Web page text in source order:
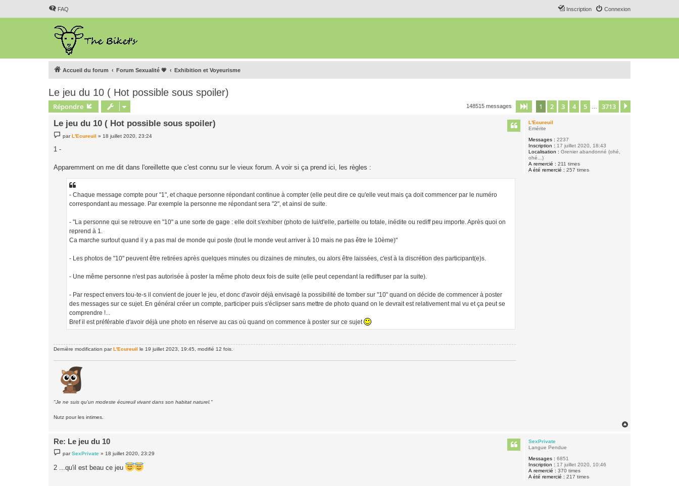
FAQ Connexion
Inscription
Accueil du forum Forum Sexualité 💗 Exhibition et Voyeurisme
Le jeu du 10 ( Hot possible sous spoiler)
Répondre 148515 messages Page sur3713
1 2 3 4 5 3713
L'Ecureuil
Emérite
Messages : 2237
Inscription : 17 juillet 2020, 18:43
Localisation : Grenier abandonné (ohé,
ohé...)
A remercié : 211 times
A été remercié : 257 times
Le jeu du 10 ( Hot possible sous spoiler)
e
s
e
parL'Ecureuil » 18 juillet 2020, 23:24
1 -
Apparemment on me dit dans l'oreillette que c'est connu sur le vieux forum. A voir si ça prend ici, les règles :
- Chaque message compte pour "1", et chaque personne répondant continue à compter (elle peut dire ce qu'elle veut mais ça doit commencer par le numéro
correspondant au message. Par exemple la personne me répondant sera "2", et ainsi de suite.
- "La personne qui se retrouve en "10" a une sorte de gage : elle doit s'exhiber (photo de lui/d'elle, partielle ou totale, inédite ou rediff peu importe. Après quoi on
reprend à 1.
Ca marche surtout quand il y a pas mal de monde qui poste (tout le monde veut arriver à 10 mais ne pas être le 10ème)"
- Les photos de "10" peuvent être retirées après quelques minutes ou dizaines de minutes, ou alors être laissées, c'est à la discrétion des participant(e)s.
- Une même personne n'est pas autorisée à poster la même photo deux fois de suite (elle peut cependant la rediffuser par la suite).
- Par respect envers tou-te-s il convient de jouer le jeu, et donc d'avoir déjà envisagé la possibilité de tomber sur "10" quand on décide de commencer à poster
des messages sur ce sujet. En général créer un compte, participer puis s'éclipser sans mettre de photo quand on le devrait est relativement mal vu et ça peut se
comprendre !...
Bref il est préférable d'avoir déjà une photo en réserve au cas où quand on commence à poster sur ce sujet
Dernière modification parL'Ecureuil le 19 juillet 2023, 19:45, modifié 12 fois.
"Je ne suis qu'un modeste écureuil vivant dans son habitat naturel."
Nutz pour les intimes.
SexPrivate
Langue Pendue
Messages : 6851
Inscription : 17 juillet 2020, 10:46
A remercié : 370 times
A été remercié : 217 times
Re: Le jeu du 10
e
s
parSexPrivate » 18 juillet 2020, 23:29
2 ...qu'il est beau ce jeu